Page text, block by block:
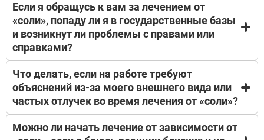
Если я обращусь к вам за лечением от
«соли», попаду ли я в государственные базы
и возникнут ли проблемы с правами или
справками?
Мы понимаем ваше беспокойство о будущем. Нет,
не попадёте. Наша клиника работает в частном
порядке и не передаёт сведения о пациентах в
государственные наркологические службы, ГИБДД
или иные ведомства. Постановка на учёт
возможна только при личном добровольном
Что делать, если на работе требуют
объяснений из-за моего внешнего вида или
частых отлучек во время лечения от «соли»?
Мы понимаем ваш страх — карьера и отношения в
Можно ли начать лечение от зависимости от